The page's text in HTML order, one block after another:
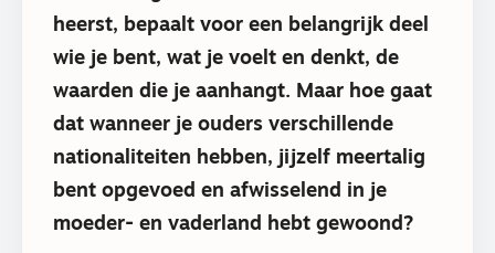
heerst, bepaalt voor een belangrijk deel
wie je bent, wat je voelt en denkt, de
waarden die je aanhangt. Maar hoe gaat
dat wanneer je ouders verschillende
nationaliteiten hebben, jijzelf meertalig
bent opgevoed en afwisselend in je
moeder- en vaderland hebt gewoond?